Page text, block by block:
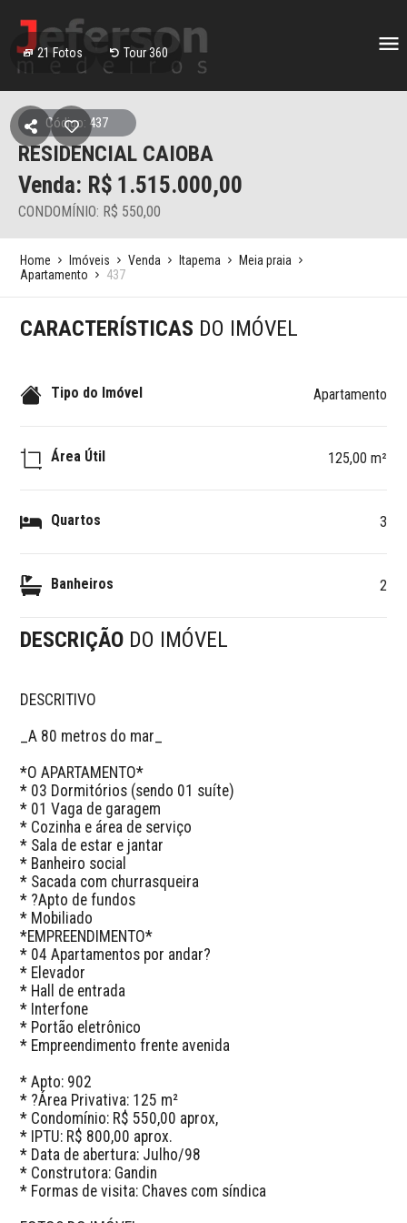
21 Fotos Tour 360
Código: 437
RESIDENCIAL CAIOBA
Venda: R$ 1.515.000,00
CONDOMÍNIO: R$ 550,00
Home Imóveis Venda Itapema
Meia praia
Apartamento
437
CARACTERÍSTICAS DO IMÓVEL
Tipo do Imóvel Apartamento
Área Útil 125,00 m²
Quartos 3
Banheiros 2
DESCRIÇÃO DO IMÓVEL
DESCRITIVO
_A 80 metros do mar_
*O APARTAMENTO*
* 03 Dormitórios (sendo 01 suíte)
* 01 Vaga de garagem
* Cozinha e área de serviço
* Sala de estar e jantar
* Banheiro social
* Sacada com churrasqueira
* ?Apto de fundos
* Mobiliado
*EMPREENDIMENTO*
* 04 Apartamentos por andar?
* Elevador
* Hall de entrada
* Interfone
* Portão eletrônico
* Empreendimento frente avenida
* Apto: 902
* ?Área Privativa: 125 m²
* Condomínio: R$ 550,00 aprox,
* IPTU: R$ 800,00 aprox.
* Data de abertura: Julho/98
* Construtora: Gandin
* Formas de visita: Chaves com síndica